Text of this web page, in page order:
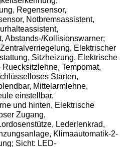
Regensensor,
Notbremsassistent,
Abstands-/Kollisionswarner;
Elektrischer
Sitzheizung, Elektrische
Tempomat,
Starten,
Mittelarmlehne,
einstellbar,
und hinten, Elektrische
Zugang,
Lederlenkrad,
Klimaautomatik-2-
Sicht: LED-